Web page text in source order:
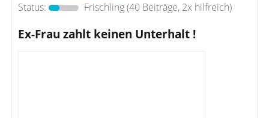
Status:
Frischling(40 Beiträge, 2x hilfreich)
Ex-Frau zahlt keinen Unterhalt !